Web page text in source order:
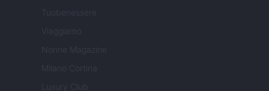
Tuobenessere
Viaggiamo
Nonne Magazine
Milano Cortina
Luxury Club